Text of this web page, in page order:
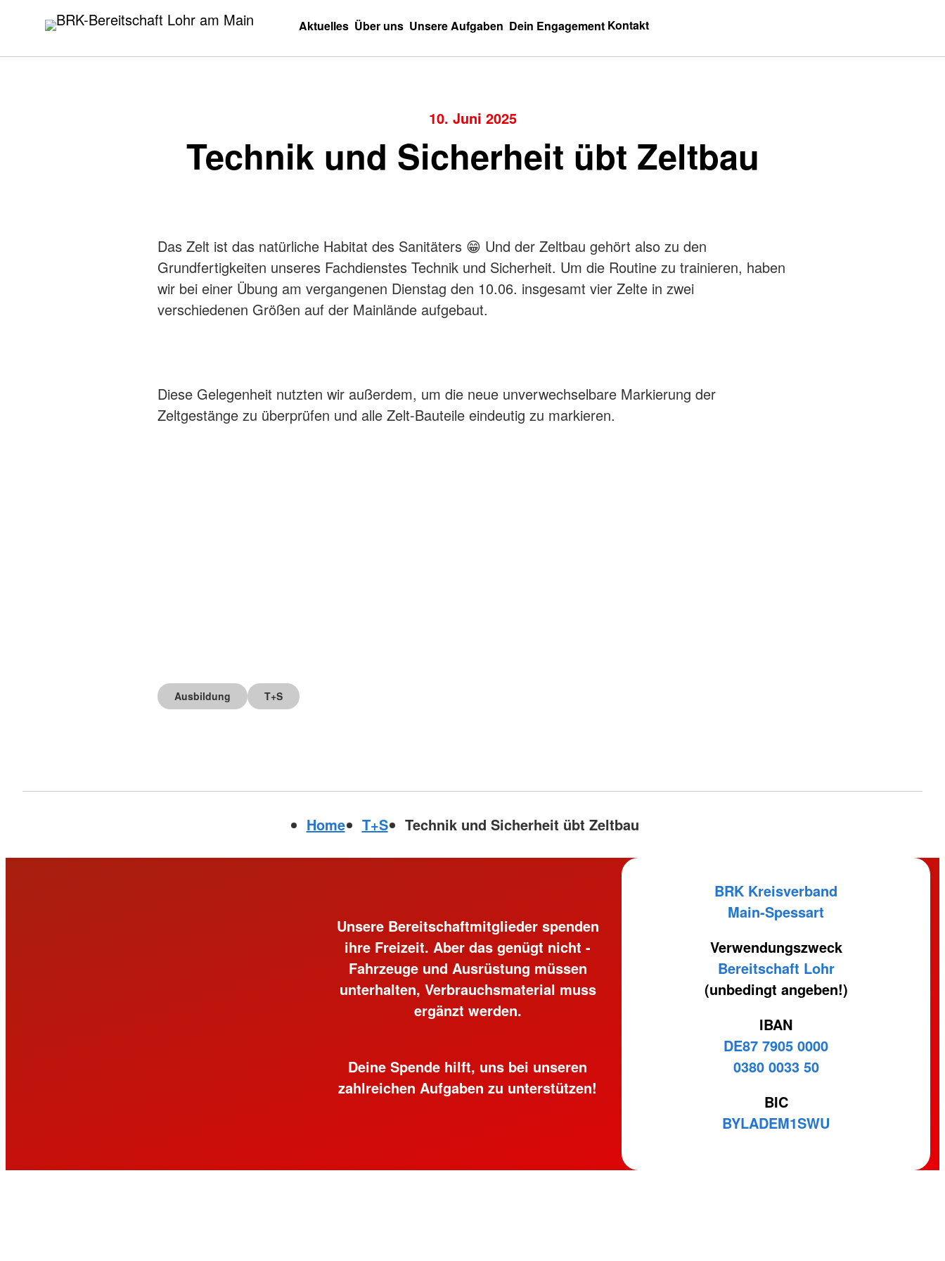
springen
BRK-Bereitschaft Lohr am Main Aktuelles Über uns Unsere Aufgaben Dein Engagement Kontakt
10. Juni 2025
Technik und Sicherheit übt Zeltbau
Das Zelt ist das natürliche Habitat des Sanitäters 😁 Und der Zeltbau gehört also zu den
Grundfertigkeiten unseres Fachdienstes Technik und Sicherheit. Um die Routine zu trainieren, haben
wir bei einer Übung am vergangenen Dienstag den 10.06. insgesamt vier Zelte in zwei
verschiedenen Größen auf der Mainlände aufgebaut.
Diese Gelegenheit nutzten wir außerdem, um die neue unverwechselbare Markierung der
Zeltgestänge zu überprüfen und alle Zelt-Bauteile eindeutig zu markieren.
Ausbildung T+S
Home T+S Technik und Sicherheit übt Zeltbau
Unsere Bereitschaftmitglieder spenden
ihre Freizeit. Aber das genügt nicht -
Fahrzeuge und Ausrüstung müssen
unterhalten, Verbrauchsmaterial muss
ergänzt werden.
Deine Spende hilft, uns bei unseren
zahlreichen Aufgaben zu unterstützen!
BRK Kreisverband
Main-Spessart
Verwendungszweck
Bereitschaft Lohr
(unbedingt angeben!)
IBAN
DE87 7905 0000
0380 0033 50
BIC
BYLADEM1SWU